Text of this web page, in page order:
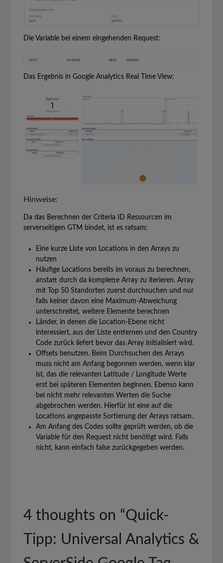
Die Variable bei einem eingehenden Request:
Das Ergebnis in Google Analytics Real Time View:
Hinweise:
Da das Berechnen der Criteria ID Ressourcen im
serverseitigen GTM bindet, ist es ratsam:
Eine kurze Liste von Locations in den Arrays zu
nutzen
Häufige Locations bereits im voraus zu berechnen,
anstatt durch da komplette Array zu iterieren. Array
mit Top 50 Standorten zuerst durchsuchen und nur
falls keiner davon eine Maximum-Abweichung
unterschreitet, weitere Elemente berechnen
Länder, in denen die Location-Ebene nicht
interessiert, aus der Liste entfernen und den Country
Code zurück liefert bevor das Array initialisiert wird.
Offsets benutzen. Beim Durchsuchen des Arrays
muss nicht am Anfang begonnen werden, wenn klar
ist, das die relevanten Latitude / Longitude Werte
erst bei späteren Elementen beginnen. Ebenso kann
bei nicht mehr relevanten Werten die Suche
abgebrochen werden. Hierfür ist eine auf die
Locations angepasste Sortierung der Arrays ratsam.
Am Anfang des Codes sollte geprüft werden, ob die
Variable für den Request nicht benötigt wird. Falls
nicht, kann einfach false zurückgegeben werden.
4 thoughts on “Quick-
Tipp: Universal Analytics &